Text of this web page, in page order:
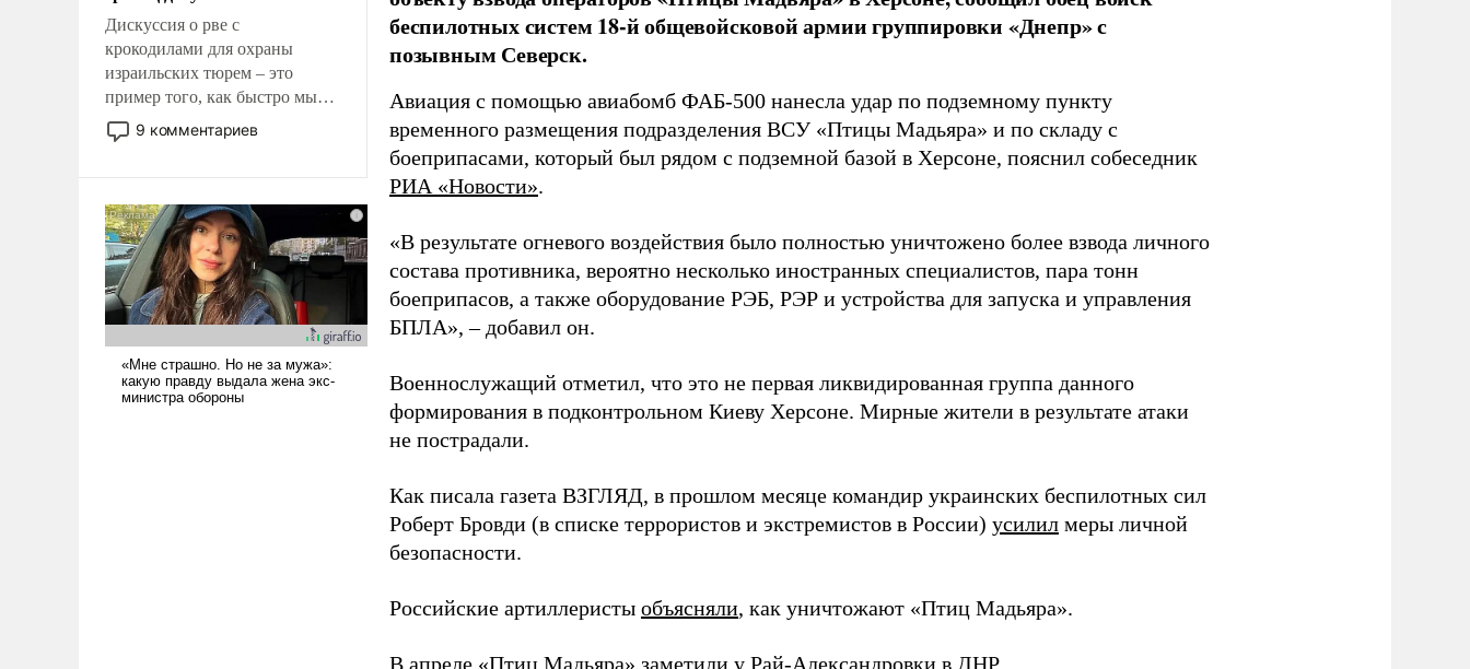
Дискуссия о рве с
крокодилами для охраны
израильских тюрем – это
пример того, как быстро мы
двигаемся по пути
революционных изменений.
псевдонаучной фантастики,
стало всерьез обсуждаемой
идеей.
9 комментариев
беспилотных систем 18-й общевойсковой армии группировки «Днепр» с
позывным Северск.
Авиация с помощью авиабомб ФАБ-500 нанесла удар по подземному пункту
временного размещения подразделения ВСУ «Птицы Мадьяра» и по складу с
боеприпасами, который был рядом с подземной базой в Херсоне, пояснил собеседник
РИА «Новости».
«В результате огневого воздействия было полностью уничтожено более взвода личного
состава противника, вероятно несколько иностранных специалистов, пара тонн
боеприпасов, а также оборудование РЭБ, РЭР и устройства для запуска и управления
БПЛА», – добавил он.
Военнослужащий отметил, что это не первая ликвидированная группа данного
формирования в подконтрольном Киеву Херсоне. Мирные жители в результате атаки
не пострадали.
Как писала газета ВЗГЛЯД, в прошлом месяце командир украинских беспилотных сил
Роберт Бровди (в списке террористов и экстремистов в России) усилил меры личной
безопасности.
Российские артиллеристы объясняли, как уничтожают «Птиц Мадьяра».
В апреле «Птиц Мадьяра» заметили у Рай-Александровки в ДНР.